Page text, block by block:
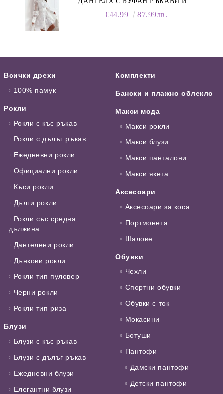
€44.99 87.99лв.
Всички дрехи
100% памук
Рокли
Рокли с къс ръкав
Рокли с дълъг ръкав
Ежедневни рокли
Официални рокли
Къси рокли
Дълги рокли
Рокли със средна
дължина
Дантелени рокли
Дънкови рокли
Рокли тип пуловер
Черни рокли
Рокли тип риза
Блузи
Блузи с къс ръкав
Блузи с дълъг ръкав
Ежедневни блузи
Елегантни блузи
Комплекти
Бански и плажно облекло
Макси мода
Макси рокли
Макси блузи
Макси панталони
Макси якета
Аксесоари
Аксесоари за коса
Портмонета
Шалове
Обувки
Чехли
Спортни обувки
Обувки с ток
Мокасини
Ботуши
Пантофи
Дамски пантофи
Детски пантофи